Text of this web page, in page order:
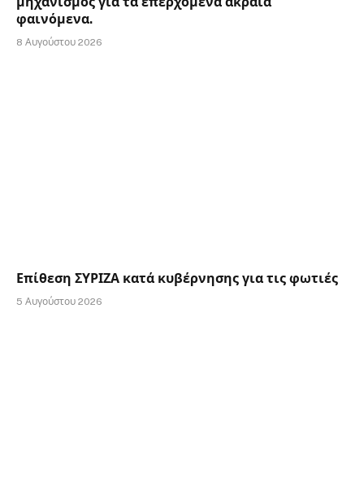
φαινόμενα.
8 Αυγούστου 2026
Επίθεση ΣΥΡΙΖΑ κατά κυβέρνησης για τις φωτιές
5 Αυγούστου 2026